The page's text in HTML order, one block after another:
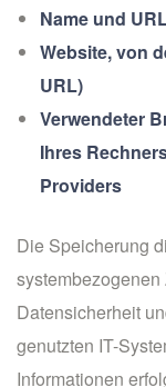
Name und
Website, von
URL)
Verwendeter
Ihres
Providers
Die Speicherung
Datensicherheit
genutzten IT-
Informationen